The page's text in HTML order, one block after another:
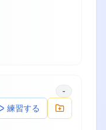
-
練習する